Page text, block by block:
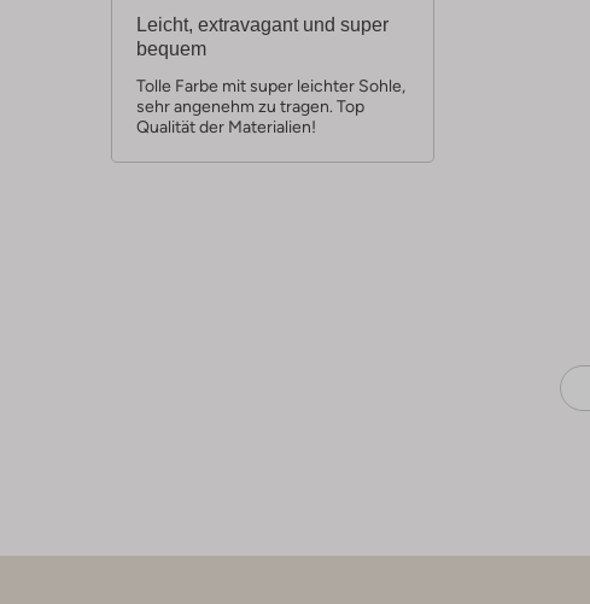
t
e
r
n
Leicht, extravagant und super
bequem
Tolle Farbe mit super leichter Sohle,
sehr angenehm zu tragen. Top
Qualität der Materialien!